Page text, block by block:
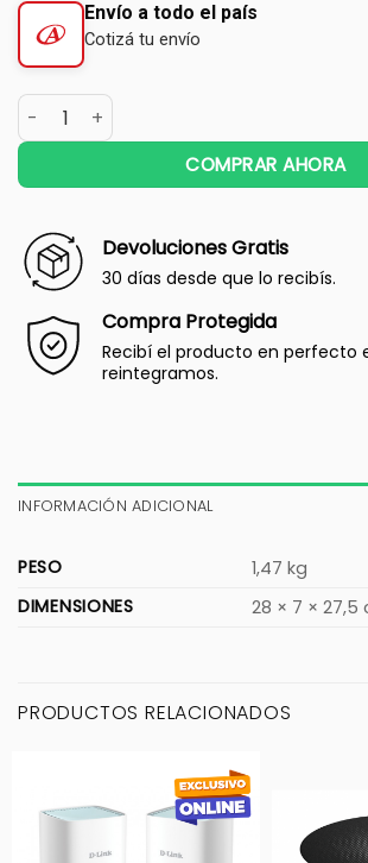
Envío a todo el país
Cotizá tu envío
COMPRAR AHORA
Devoluciones Gratis
30 días desde que lo recibís.
Compra Protegida
Recibí el producto en perfecto
reintegramos.
INFORMACIÓN ADICIONAL
PESO
1,47 kg
DIMENSIONES
28 × 7 × 27,5
PRODUCTOS RELACIONADOS